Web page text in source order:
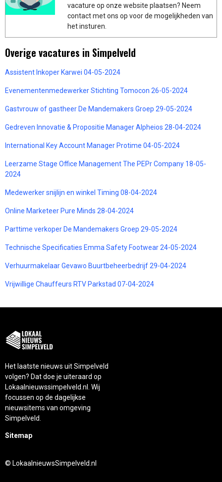
vacature op onze website plaatsen? Neem
contact met ons op voor de mogelijkheden van
het insturen.
Overige vacatures in Simpelveld
Assistent Inkoper Karwei 04-05-2024
Evenementenmedewerker Stichting Tomocon 26-05-2024
Gastvrouw of gastheer De Mandemakers Groep 29-05-2024
Gedreven Innovatie & Propositie Manager Alpheios 28-04-2024
International Key Account Manager Protime 04-05-2024
Leerzame Stage Office Management The PEPr Company 18-05-
2024
Medewerker snijlijn en winkel Timing 08-04-2024
Online Marketeer Pure Minds 28-04-2024
Parttime verkoper De Mandemakers Groep 29-05-2024
Technische Specificaties Emma Safety Footwear 24-05-2024
Verhuurmakelaar Gevawo Buurtbeheerbedrijf 29-04-2024
Vrijwillige Chauffeurs RTV Parkstad 07-04-2024
Het laatste nieuws uit Simpelveld
volgen? Dat doe je uiteraard op
Lokaalnieuwssimpelveld.nl. Wij
focussen op de dagelijkse
nieuwsitems van omgeving
Simpelveld.
Sitemap
© LokaalnieuwsSimpelveld.nl